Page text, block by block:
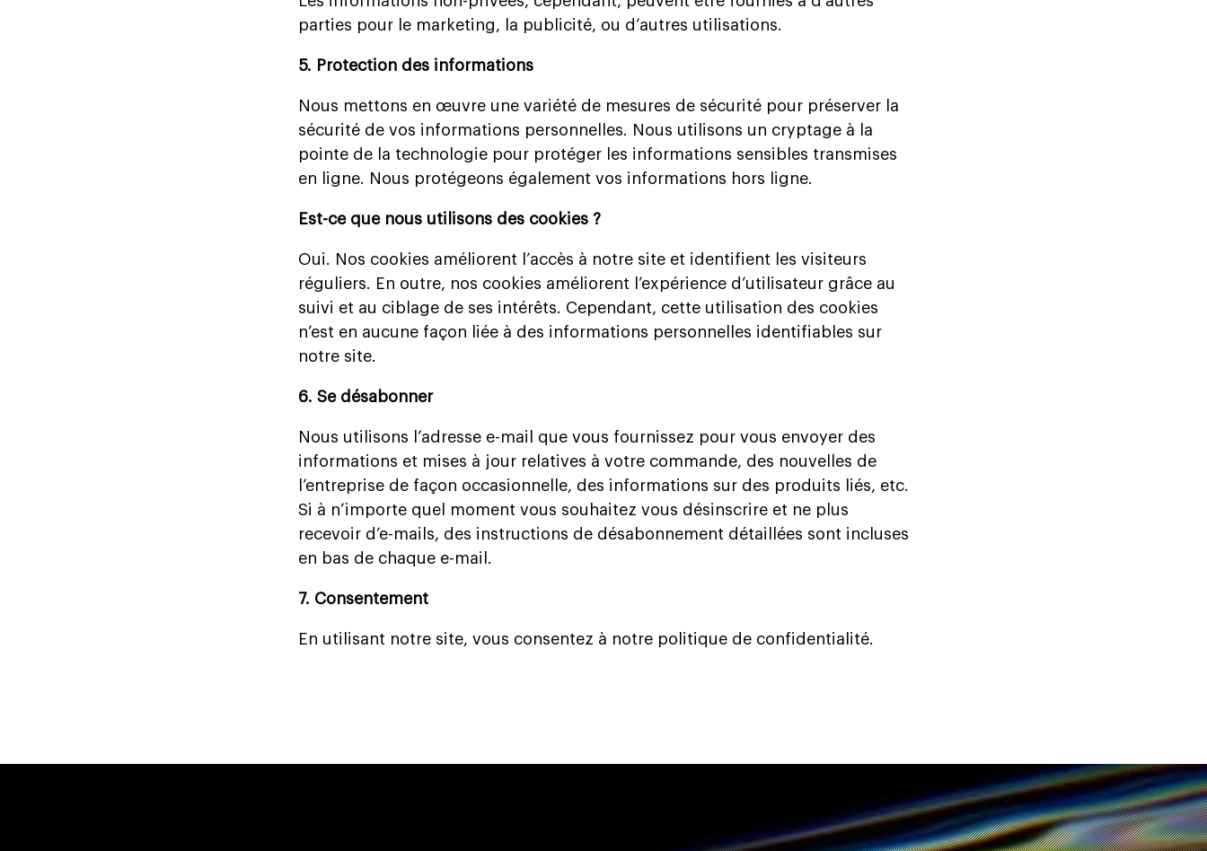
parties pour le marketing, la publicité, ou d’autres utilisations.
5. Protection des informations
Nous mettons en œuvre une variété de mesures de sécurité pour préserver la
sécurité de vos informations personnelles. Nous utilisons un cryptage à la
pointe de la technologie pour protéger les informations sensibles transmises
en ligne. Nous protégeons également vos informations hors ligne.
Est-ce que nous utilisons des cookies ?
Oui. Nos cookies améliorent l’accès à notre site et identifient les visiteurs
réguliers. En outre, nos cookies améliorent l’expérience d’utilisateur grâce au
suivi et au ciblage de ses intérêts. Cependant, cette utilisation des cookies
n’est en aucune façon liée à des informations personnelles identifiables sur
notre site.
6. Se désabonner
Nous utilisons l’adresse e-mail que vous fournissez pour vous envoyer des
informations et mises à jour relatives à votre commande, des nouvelles de
l’entreprise de façon occasionnelle, des informations sur des produits liés, etc.
Si à n’importe quel moment vous souhaitez vous désinscrire et ne plus
recevoir d’e-mails, des instructions de désabonnement détaillées sont incluses
en bas de chaque e-mail.
7. Consentement
En utilisant notre site, vous consentez à notre politique de confidentialité.